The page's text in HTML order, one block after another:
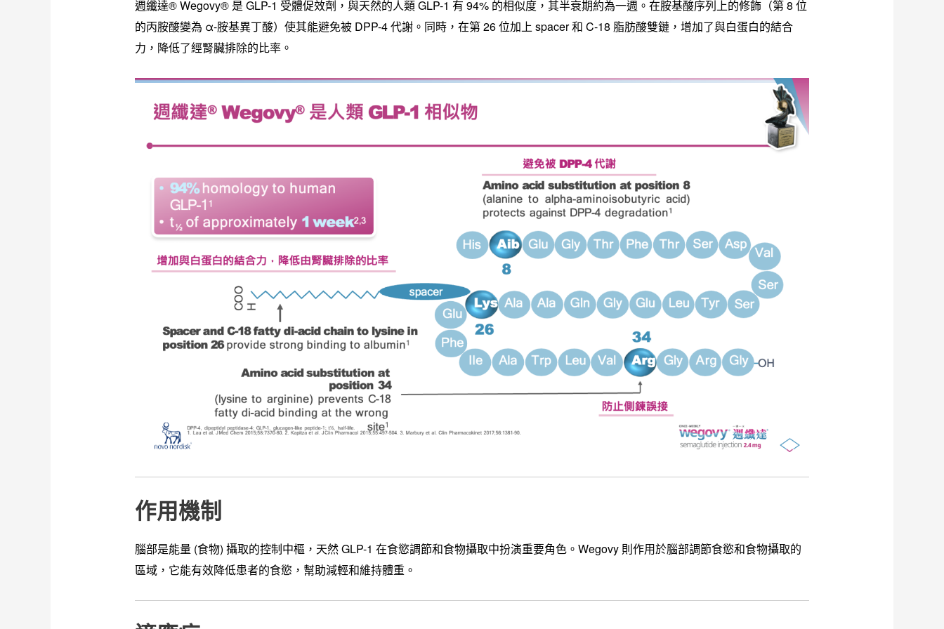
週纖達® Wegovy® 是 GLP-1 受體促效劑，與天然的人類 GLP-1 有 94% 的相似度，其半衰期約為一週。在胺基酸序列上的修飾（第 8 位
的丙胺酸變為 α-胺基異丁酸）使其能避免被 DPP-4 代謝。同時，在第 26 位加上 spacer 和 C-18 脂肪酸雙鏈，增加了與白蛋白的結合
力，降低了經腎臟排除的比率。
作用機制
腦部是能量 (食物) 攝取的控制中樞，天然 GLP-1 在食慾調節和食物攝取中扮演重要角色。Wegovy 則作用於腦部調節食慾和食物攝取的
區域，它能有效降低患者的食慾，幫助減輕和維持體重。